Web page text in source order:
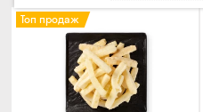
Топ продаж